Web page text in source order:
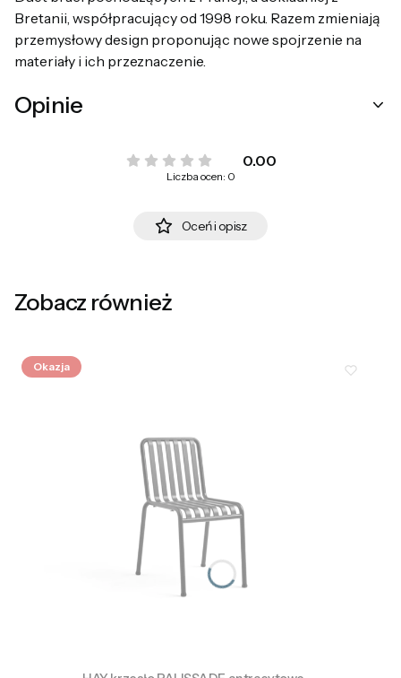
Bretanii, współpracujący od 1998 roku. Razem zmieniają
przemysłowy design proponując nowe spojrzenie na
materiały i ich przeznaczenie.
Opinie
0.00
Liczba ocen: 0
Oceń i opisz
Zobacz również
Okazja